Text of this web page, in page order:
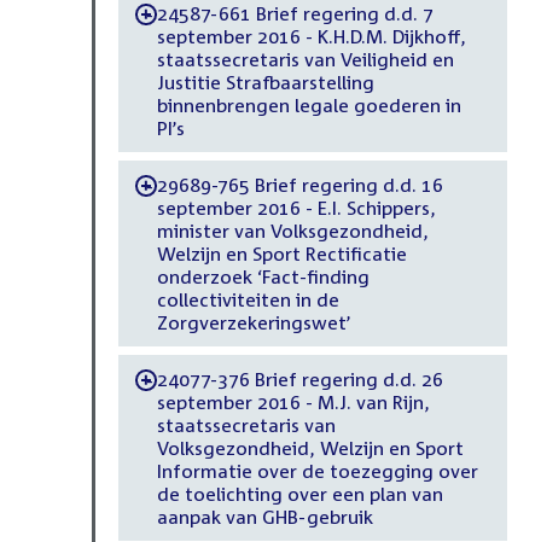
-24587-661 Brief regering d.d. 7
september 2016 - K.H.D.M. Dijkhoff,
staatssecretaris van Veiligheid en
Justitie Strafbaarstelling
binnenbrengen legale goederen in
PI’s
-29689-765 Brief regering d.d. 16
september 2016 - E.I. Schippers,
minister van Volksgezondheid,
Welzijn en Sport Rectificatie
onderzoek ‘Fact-finding
collectiviteiten in de
Zorgverzekeringswet’
-24077-376 Brief regering d.d. 26
september 2016 - M.J. van Rijn,
staatssecretaris van
Volksgezondheid, Welzijn en Sport
Informatie over de toezegging over
de toelichting over een plan van
aanpak van GHB-gebruik